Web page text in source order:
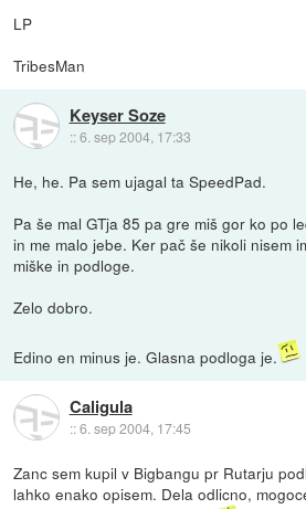
LP
TribesMan
Keyser Soze
::6. sep 2004, 17:33
He, he. Pa sem ujagal ta SpeedPad.
Pa še mal GTja 85 pa gre miš gor ko po
in me malo jebe. Ker pač še nikoli nisem
miške in podloge.
Zelo dobro.
Edino en minus je. Glasna podloga je.
Caligula
::6. sep 2004, 17:45
Zanc sem kupil v Bigbangu pr Rutarju
lahko enako opisem. Dela odlicno,